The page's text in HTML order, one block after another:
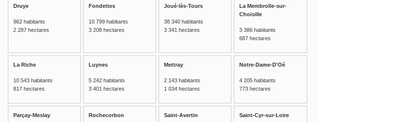
Druye
962 habitants
2 287 hectares
Fondettes
10 799 habitants
3 208 hectares
Joué-lès-Tours
38 340 habitants
3 341 hectares
La Membrolle-sur-
Choisille
3 386 habitants
687 hectares
La Riche
10 543 habitants
817 hectares
Luynes
5 242 habitants
3 401 hectares
Mettray
2 143 habitants
1 034 hectares
Notre-Dame-D'Oé
4 205 habitants
773 hectares
Parçay-Meslay Rochecorbon Saint-Avertin Saint-Cyr-sur-Loire